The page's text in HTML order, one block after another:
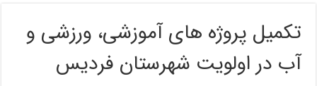
تکمیل پروژه های آموزشی، ورزشی و
آب در اولویت شهرستان فردیس